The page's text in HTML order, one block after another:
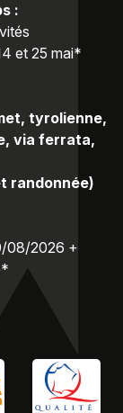
:
et 25 mai*
tyrolienne,
via ferrata,
randonnée)
08/2026 +